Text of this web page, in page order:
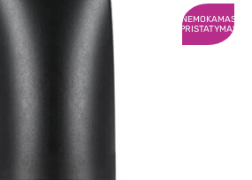
NEMOKAMAS
PRISTATYMAS